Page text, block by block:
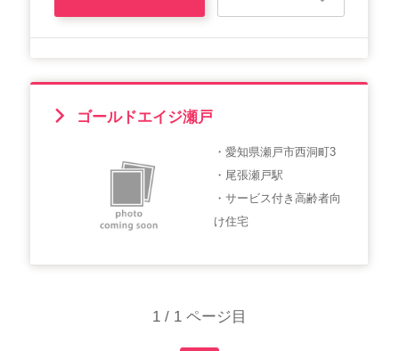
ゴールドエイジ瀬戸
・愛知県瀬戸市西洞町3
・尾張瀬戸駅
・サービス付き高齢者向
け住宅
1 / 1 ページ目